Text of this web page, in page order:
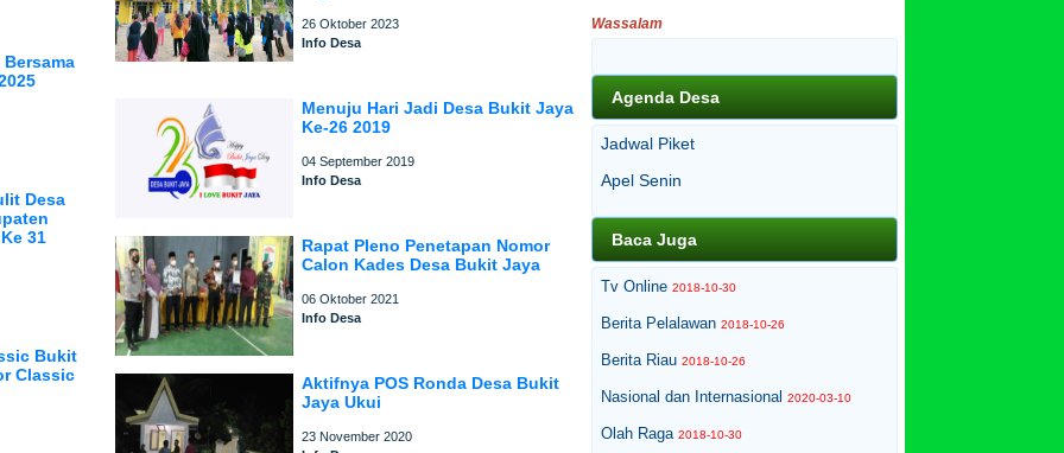
Desa
31
Bukit
Classic
26 Oktober 2023
Info Desa
Menuju Hari Jadi Desa Bukit Jaya
Ke-26 2019
04 September 2019
Info Desa
Rapat Pleno Penetapan Nomor
Calon Kades Desa Bukit Jaya
06 Oktober 2021
Info Desa
Aktifnya POS Ronda Desa Bukit
Jaya Ukui
23 November 2020
Wassalam
Agenda Desa
Jadwal Piket
Apel Senin
Baca Juga
Tv Online 2018-10-30
Berita Pelalawan 2018-10-26
Berita Riau 2018-10-26
Nasional dan Internasional 2020-03-10
Olah Raga 2018-10-30